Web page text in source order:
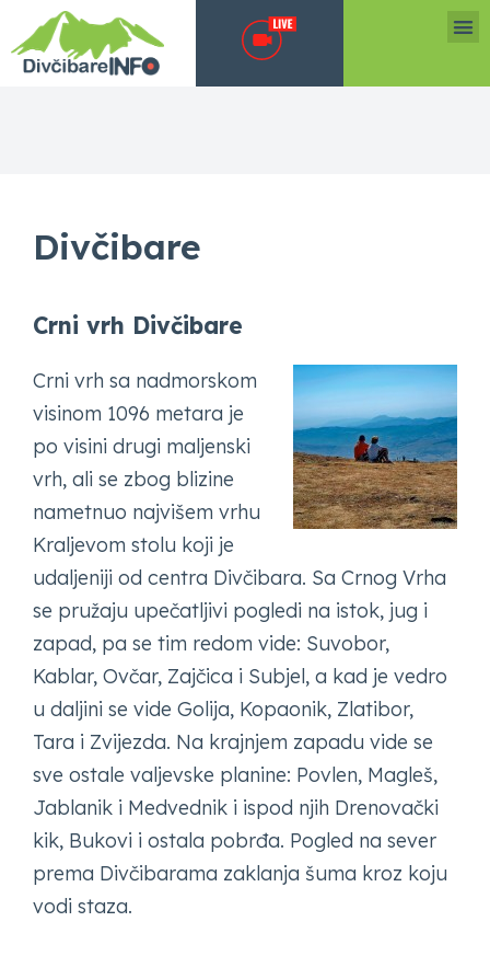
Divčibare
Crni vrh Divčibare
Crni vrh sa nadmorskom
visinom 1096 metara je
po visini drugi maljenski
vrh, ali se zbog blizine
nametnuo najvišem vrhu
Kraljevom stolu koji je
udaljeniji od centra Divčibara. Sa Crnog Vrha
se pružaju upečatljivi pogledi na istok, jug i
zapad, pa se tim redom vide: Suvobor,
Kablar, Ovčar, Zajčica i Subjel, a kad je vedro
u daljini se vide Golija, Kopaonik, Zlatibor,
Tara i Zvijezda. Na krajnjem zapadu vide se
sve ostale valjevske planine: Povlen, Magleš,
Jablanik i Medvednik i ispod njih Drenovački
kik, Bukovi i ostala pobrđa. Pogled na sever
prema Divčibarama zaklanja šuma kroz koju
vodi staza.